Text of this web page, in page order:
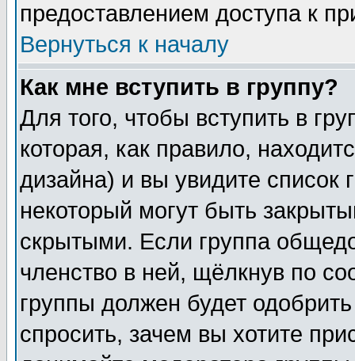
предоставлением доступа к
Вернуться к началу
Как мне вступить в группу?
Для того, чтобы вступить в
которая, как правило,
дизайна) и вы увидите список
некоторый могут быть
скрытыми. Если группа
членство в ней, щёлкнув по
группы должен будет
спросить, зачем вы хотите